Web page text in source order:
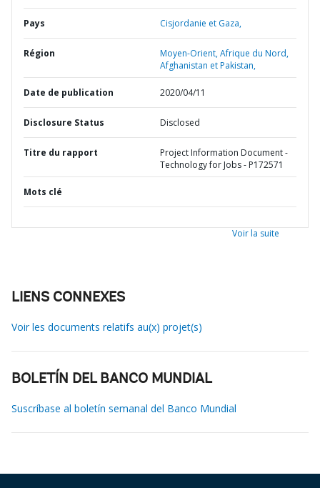
Pays Cisjordanie et Gaza,
Région
Moyen-Orient, Afrique du Nord,
Afghanistan et Pakistan,
Date de publication 2020/04/11
Disclosure Status Disclosed
Titre du rapport
Project Information Document -
Technology for Jobs - P172571
Mots clé
Voir la suite
LIENS CONNEXES
Voir les documents relatifs au(x) projet(s)
BOLETÍN DEL BANCO MUNDIAL
Suscríbase al boletín semanal del Banco Mundial